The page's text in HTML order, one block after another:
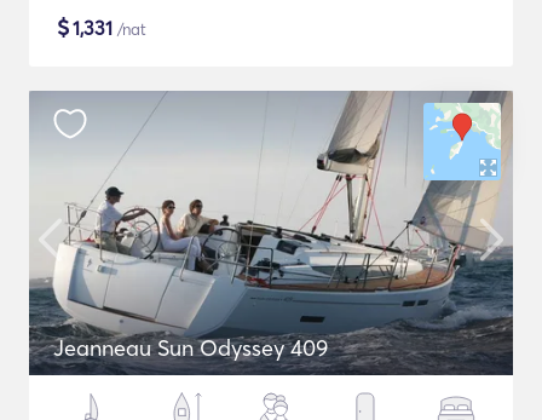
$1,331 /nat
Jeanneau Sun Odyssey 409